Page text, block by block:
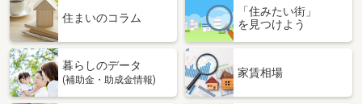
価 格
6.50万円
京都府京都市伏見区新町１１丁目
専有面積 25.95m²
間取り
住まいのコラム
「住みたい街」
を見つけよう
暮らしのデータ
(補助金・助成金情報)
家賃相場